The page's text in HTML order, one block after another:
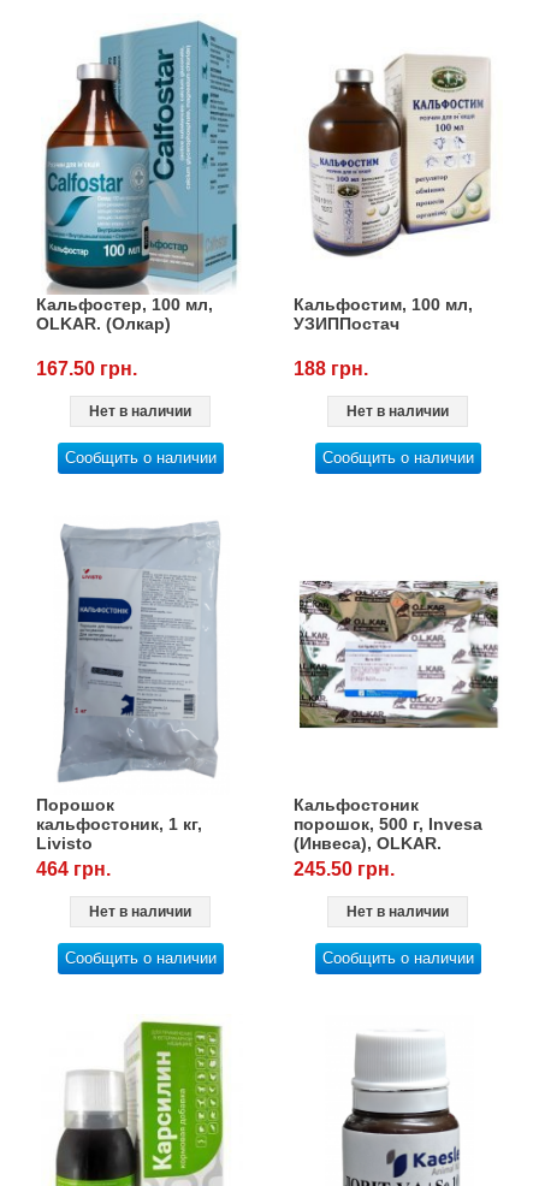
Кальфостер, 100 мл,
OLKAR. (Олкар)
167.50 грн.
Нет в наличии
Сообщить о наличии
Кальфостим, 100 мл,
УЗИППостач
188 грн.
Нет в наличии
Сообщить о наличии
Порошок
кальфостоник, 1 кг,
Livisto
464 грн.
Нет в наличии
Сообщить о наличии
Кальфостоник
порошок, 500 г, Invesa
(Инвеса), OLKAR.
(Олкар)
245.50 грн.
Нет в наличии
Сообщить о наличии